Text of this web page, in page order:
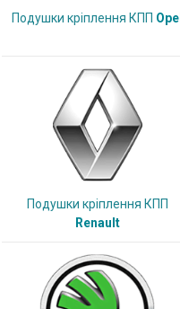
Подушки кріплення КПП Opel
Подушки кріплення КПП
Renault